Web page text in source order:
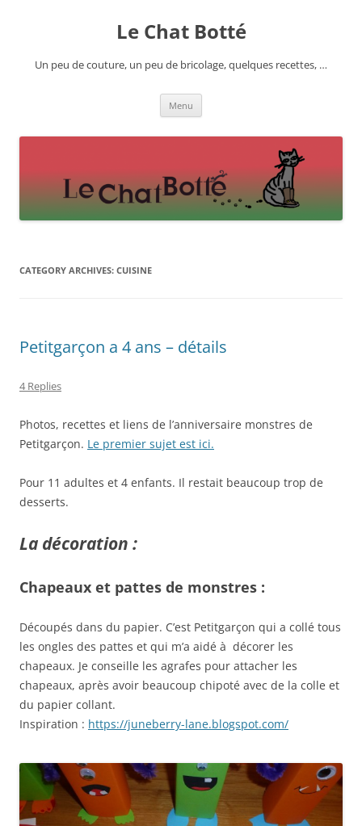
Le Chat Botté
Un peu de couture, un peu de bricolage, quelques recettes, …
Menu
CATEGORY ARCHIVES: CUISINE
Petitgarçon a 4 ans – détails
4 Replies
Photos, recettes et liens de l’anniversaire monstres de
Petitgarçon. Le premier sujet est ici.
Pour 11 adultes et 4 enfants. Il restait beaucoup trop de
desserts.
La décoration :
Chapeaux et pattes de monstres :
Découpés dans du papier. C’est Petitgarçon qui a collé tous
les ongles des pattes et qui m’a aidé à décorer les
chapeaux. Je conseille les agrafes pour attacher les
chapeaux, après avoir beaucoup chipoté avec de la colle et
du papier collant.
Inspiration : https://juneberry-lane.blogspot.com/